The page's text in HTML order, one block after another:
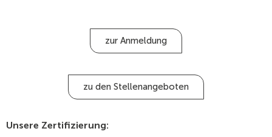
zur Anmeldung
zu den Stellenangeboten
Unsere Zertifizierung: